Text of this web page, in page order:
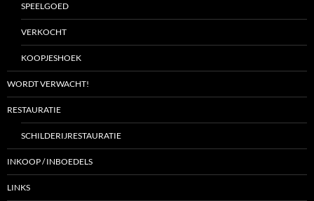
SPEELGOED
VERKOCHT
KOOPJESHOEK
WORDT VERWACHT!
RESTAURATIE
SCHILDERIJRESTAURATIE
INKOOP / INBOEDELS
LINKS